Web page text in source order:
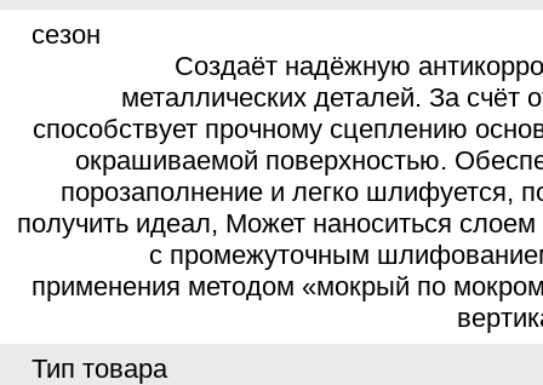
сезон
Создаёт надёжную
металличеcких деталей. За счёт
способствует прочному сцеплению
окрашиваемой поверхностью.
порозаполнение и легко шлифуется,
получить идеал, Может наноситься
с промежуточным
применения методом «мокрый по
Тип товара